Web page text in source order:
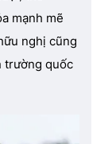
mạnh mẽ
nghị cũng
trường quốc